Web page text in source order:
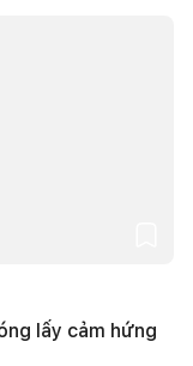
lấy cảm hứng